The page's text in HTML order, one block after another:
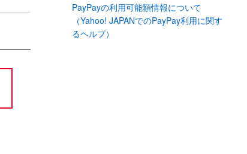
PayPayの利用可能額情報について
（Yahoo! JAPANでのPayPay利用に関す
るヘルプ）